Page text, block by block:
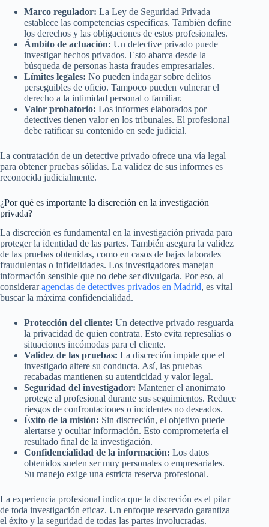
Marco regulador: La Ley de Seguridad Privada
establece las competencias específicas. También define
los derechos y las obligaciones de estos profesionales.
Ámbito de actuación: Un detective privado puede
investigar hechos privados. Esto abarca desde la
búsqueda de personas hasta fraudes empresariales.
Límites legales: No pueden indagar sobre delitos
perseguibles de oficio. Tampoco pueden vulnerar el
derecho a la intimidad personal o familiar.
Valor probatorio: Los informes elaborados por
detectives tienen valor en los tribunales. El profesional
debe ratificar su contenido en sede judicial.
La contratación de un detective privado ofrece una vía legal
para obtener pruebas sólidas. La validez de sus informes es
reconocida judicialmente.
¿Por qué es importante la discreción en la investigación
privada?
La discreción es fundamental en la investigación privada para
proteger la identidad de las partes. También asegura la validez
de las pruebas obtenidas, como en casos de bajas laborales
fraudulentas o infidelidades. Los investigadores manejan
información sensible que no debe ser divulgada. Por eso, al
consideraragencias de detectives privados en Madrid, es vital
buscar la máxima confidencialidad.
Protección del cliente: Un detective privado resguarda
la privacidad de quien contrata. Esto evita represalias o
situaciones incómodas para el cliente.
Validez de las pruebas: La discreción impide que el
investigado altere su conducta. Así, las pruebas
recabadas mantienen su autenticidad y valor legal.
Seguridad del investigador: Mantener el anonimato
protege al profesional durante sus seguimientos. Reduce
riesgos de confrontaciones o incidentes no deseados.
Éxito de la misión: Sin discreción, el objetivo puede
alertarse y ocultar información. Esto comprometería el
resultado final de la investigación.
Confidencialidad de la información: Los datos
obtenidos suelen ser muy personales o empresariales.
Su manejo exige una estricta reserva profesional.
La experiencia profesional indica que la discreción es el pilar
de toda investigación eficaz. Un enfoque reservado garantiza
el éxito y la seguridad de todas las partes involucradas.